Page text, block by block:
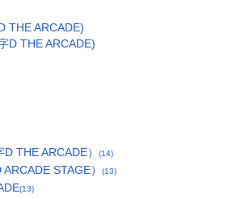
THE ARCADE)
D THE ARCADE)
THE ARCADE） (14)
STAGE） (13)
(13)